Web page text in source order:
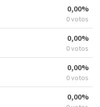
0,00%
0 votos
0,00%
0 votos
0,00%
0 votos
0,00%